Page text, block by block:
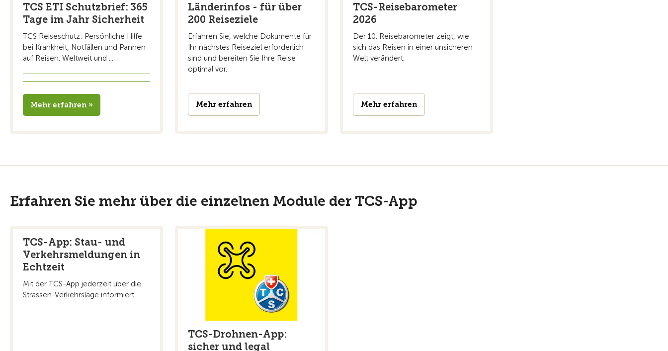
TCS ETI Schutzbrief: 365
Tage im Jahr Sicherheit
TCS Reiseschutz: Persönliche Hilfe
bei Krankheit, Notfällen und Pannen
auf Reisen. Weltweit und ...
Mehr erfahren »
Länderinfos - für über
200 Reiseziele
Erfahren Sie, welche Dokumente für
Ihr nächstes Reiseziel erforderlich
sind und bereiten Sie Ihre Reise
optimal vor.
Mehr erfahren
TCS-Reisebarometer
2026
Der 10. Reisebarometer zeigt, wie
sich das Reisen in einer unsicheren
Welt verändert.
Mehr erfahren
Erfahren Sie mehr über die einzelnen Module der TCS-App
TCS-App: Stau- und
Verkehrsmeldungen in
Echtzeit
Mit der TCS-App jederzeit über die
Strassen-Verkehrslage informiert.
TCS-Drohnen-App:
sicher und legal